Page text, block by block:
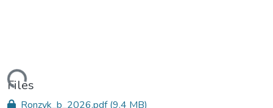
Files
Ronzyk_b_2026.pdf(9.4 MB)